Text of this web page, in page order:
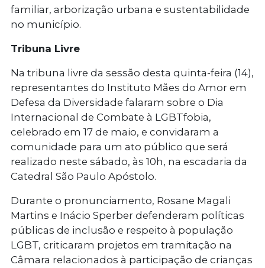
familiar, arborização urbana e sustentabilidade
no município.
Tribuna Livre
Na tribuna livre da sessão desta quinta-feira (14),
representantes do Instituto Mães do Amor em
Defesa da Diversidade falaram sobre o Dia
Internacional de Combate à LGBTfobia,
celebrado em 17 de maio, e convidaram a
comunidade para um ato público que será
realizado neste sábado, às 10h, na escadaria da
Catedral São Paulo Apóstolo.
Durante o pronunciamento, Rosane Magali
Martins e Inácio Sperber defenderam políticas
públicas de inclusão e respeito à população
LGBT, criticaram projetos em tramitação na
Câmara relacionados à participação de crianças